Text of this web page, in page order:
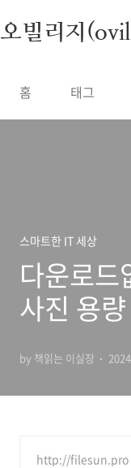
오빌리지
홈 태그
스마트한 IT 세상
다운로드
사진 용
by 책읽는 이실장
http://filesun.pro